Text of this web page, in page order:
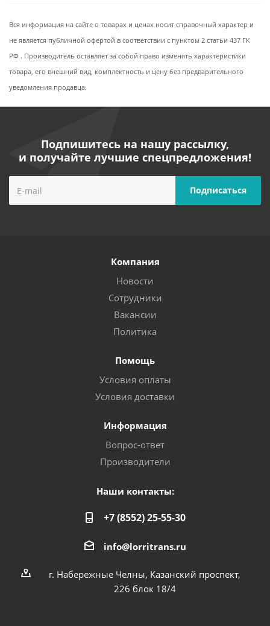
Вся информация на сайте о товарах и ценах носит справочный характер и
не является публичной офертой в соответствии с пунктом 2 статьи 437 ГК
РФ . Производитель оставляет за собой право изменять характеристики
товара, его внешний вид, комплектность и цену без предварительного
уведомления продавца.
Подпишитесь на нашу рассылку,
и получайте лучшие спецпредложения!
Компания
Новости
Сотрудники
Вакансии
Политика
Помощь
Условия оплаты
Условия доставки
Информация
Вопрос-ответ
Производители
Наши контакты:
+7 (8552) 25-55-30
info@lorritrans.ru
г. Набережные Челны, Казанский проспект,
226 блок 18/4